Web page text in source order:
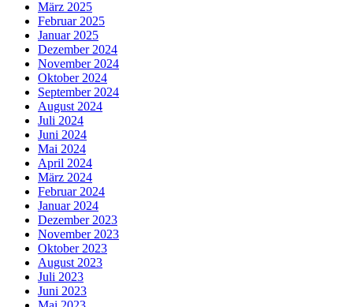
März 2025
Februar 2025
Januar 2025
Dezember 2024
November 2024
Oktober 2024
September 2024
August 2024
Juli 2024
Juni 2024
Mai 2024
April 2024
März 2024
Februar 2024
Januar 2024
Dezember 2023
November 2023
Oktober 2023
August 2023
Juli 2023
Juni 2023